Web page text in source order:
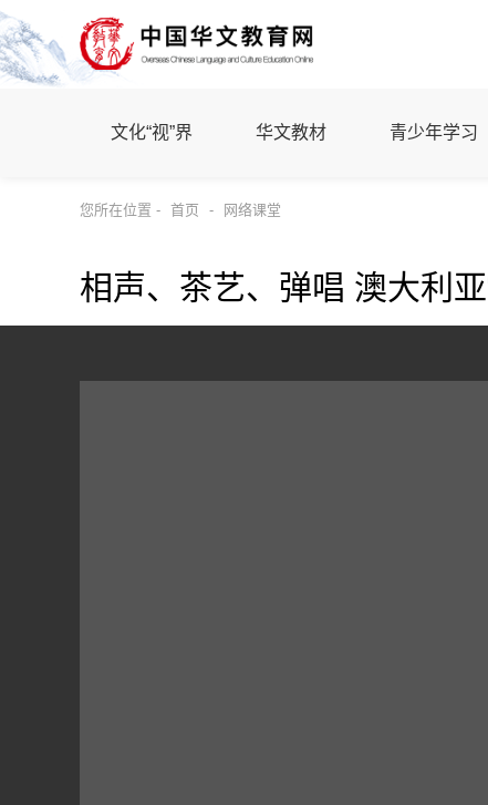
文化“视”界 华文教材 青少年学习
您所在位置 - 首页 - 网络课堂
相声、茶艺、弹唱 澳大利